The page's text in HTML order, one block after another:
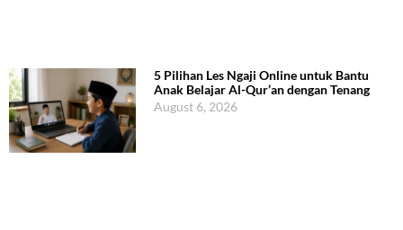
5 Pilihan Les Ngaji Online untuk Bantu
Anak Belajar Al-Qur’an dengan Tenang
August 6, 2026